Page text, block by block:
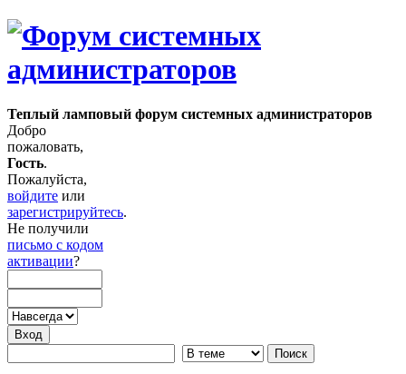
Теплый ламповый форум системных администраторов
Добро
пожаловать,
Гость.
Пожалуйста,
войдите или
зарегистрируйтесь.
Не получили
письмо с кодом
активации?